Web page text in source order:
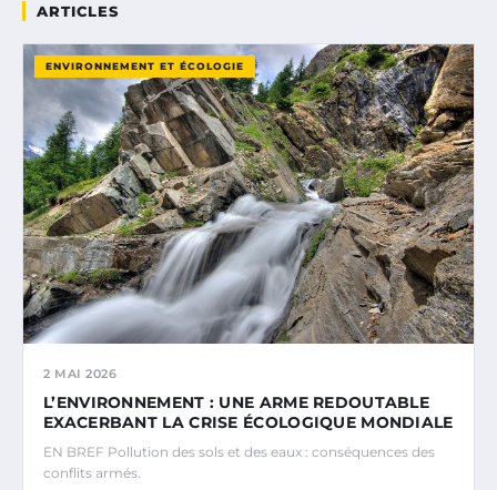
ARTICLES
ENVIRONNEMENT ET ÉCOLOGIE
2 MAI 2026
L’ENVIRONNEMENT : UNE ARME REDOUTABLE
EXACERBANT LA CRISE ÉCOLOGIQUE MONDIALE
EN BREF Pollution des sols et des eaux : conséquences des
conflits armés.